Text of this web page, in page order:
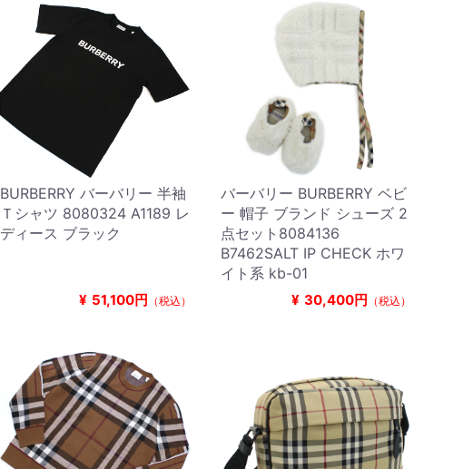
BURBERRY バーバリー 半袖
Ｔシャツ 8080324 A1189 レ
ディース ブラック
¥ 51,100円 （税込）
バーバリー BURBERRY ベビ
ー 帽子 ブランド シューズ 2
点セット8084136
B7462SALT IP CHECK ホワ
イト系 kb-01
¥ 30,400円 （税込）